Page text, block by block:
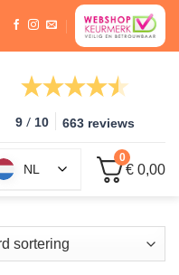
9 / 10 663 reviews
NL
0
€ 0,00